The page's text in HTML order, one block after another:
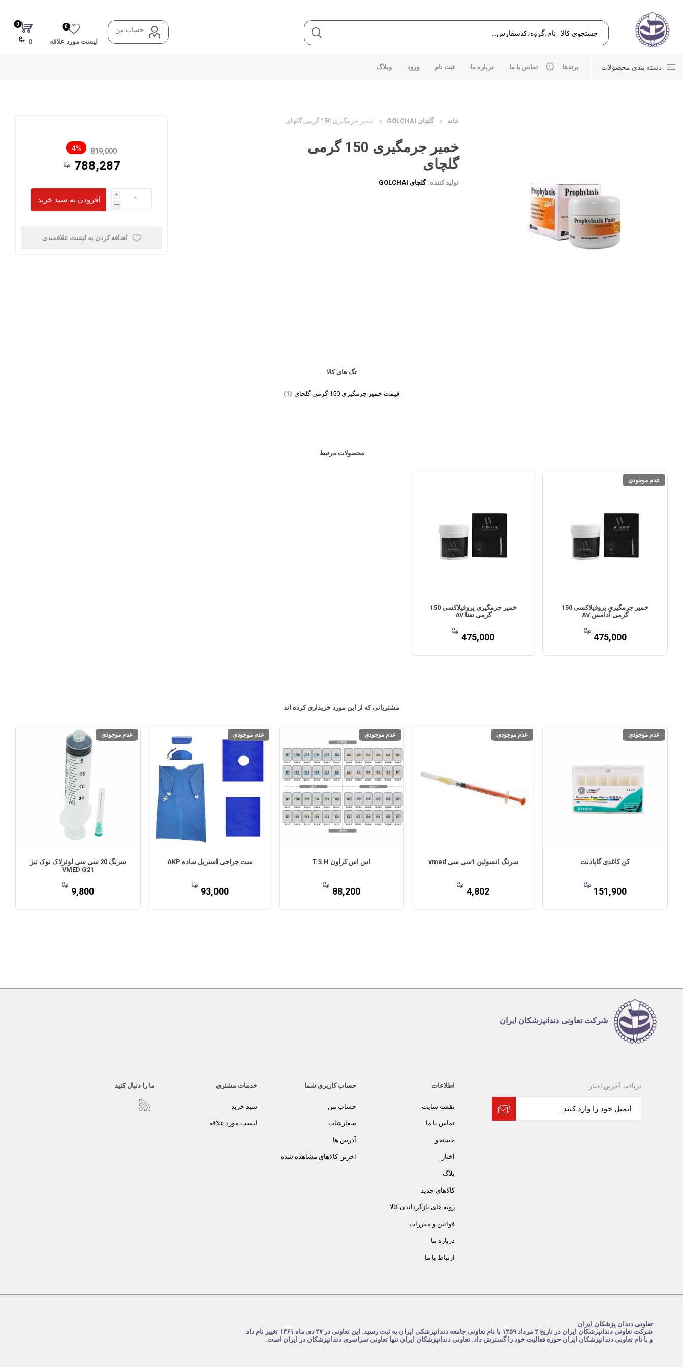
حساب من
لیست مورد علاقه
0
0
0
دسته بندی محصولات برندها تماس با ما درباره ما ثبت نام ورود وبلاگ
خانه گلچای GOLCHAI خمیر جرمگیری 150 گرمی گلچای
خمیر جرمگیری 150 گرمی
گلچای
تولید کننده: گلچای GOLCHAI
819,000
4%
788,287
i
h
اضافه کردن به لیست علاقمندی
تگ های کالا
قیمت خمیر جرمگیری 150 گرمی گلچای (1)
محصولات مرتبط
عدم موجودی
خمیر جرمگیری پروفیلاکسی 150
گرمی آدامس AV
475,000
خمیر جرمگیری پروفیلاکسی 150
گرمی نعنا AV
475,000
مشتریانی که از این مورد خریداری کرده اند
عدم موجودی
کن کاغذی گاپادنت
151,900
عدم موجودی
سرنگ انسولین 1سی سی vmed
4,802
عدم موجودی
اس اس کراون T.S.H
88,200
عدم موجودی
ست جراحی استریل ساده AKP
93,000
عدم موجودی
سرنگ 20 سی سی لوئرلاک نوک تیز
VMED G21
9,800
شرکت تعاونی دندانپزشکان ایران
دریافت آخرین اخبار اطلاعات
نقشه سایت
تماس با ما
جستجو
اخبار
بلاگ
کالاهای جدید
رویه های بازگرداندن کالا
قوانین و مقررات
درباره ما
ارتباط با ما
حساب کاربری شما
حساب من
سفارشات
آدرس ها
آخرین کالاهای مشاهده شده
خدمات مشتری
سبد خرید
لیست مورد علاقه
ما را دنبال کنید
تعاونی دندان پزشکان ایران
شرکت تعاونی دندانپزشکان ایران در تاریخ ۴ مرداد ۱۳۵۹ با نام تعاونی جامعه دندانپزشکی ایران به ثبت رسید. این تعاونی در ۲۷ دی ماه ۱۳۶۱ تغییر نام داد
و با نام تعاونی دندانپزشکان ایران حوزه فعالیت خود را گسترش داد. تعاونی دندانپزشکان ایران تنها تعاونی سراسری دندانپزشکان در ایران است.